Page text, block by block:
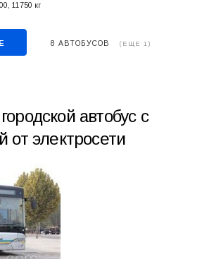
11750 кг
8 АВТОБУСОВ (ЕЩЕ 1)
автобус с
от электросети